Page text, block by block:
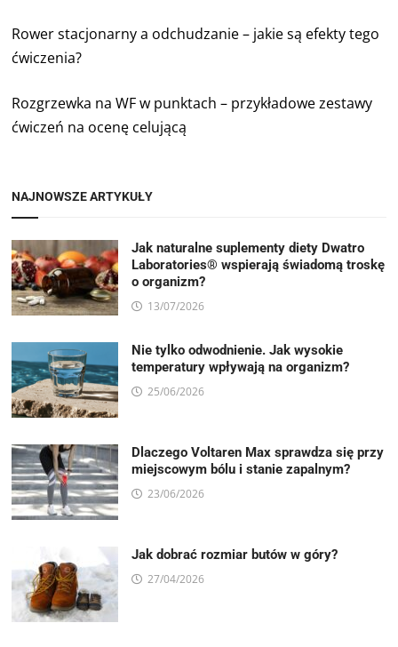
Rower stacjonarny a odchudzanie – jakie są efekty tego
ćwiczenia?
Rozgrzewka na WF w punktach – przykładowe zestawy
ćwiczeń na ocenę celującą
NAJNOWSZE ARTYKUŁY
Jak naturalne suplementy diety Dwatro
Laboratories® wspierają świadomą troskę
o organizm?
13/07/2026
Nie tylko odwodnienie. Jak wysokie
temperatury wpływają na organizm?
25/06/2026
Dlaczego Voltaren Max sprawdza się przy
miejscowym bólu i stanie zapalnym?
23/06/2026
Jak dobrać rozmiar butów w góry?
27/04/2026